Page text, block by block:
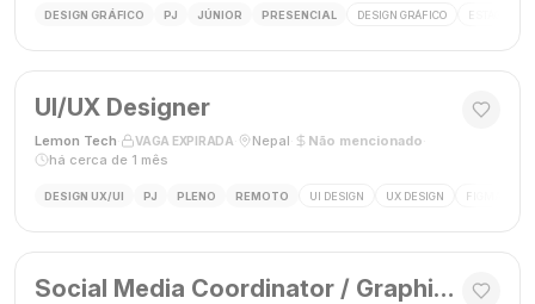
DESIGN GRÁFICO PJ JÚNIOR PRESENCIAL DESIGN GRÁFICO ESTÁGIO
UI/UX Designer
Lemon Tech VAGA EXPIRADA Nepal Não mencionado
há cerca de 1 mês
DESIGN UX/UI PJ PLENO REMOTO UI DESIGN UX DESIGN FIGMA
Social Media Coordinator / Graphic Designer